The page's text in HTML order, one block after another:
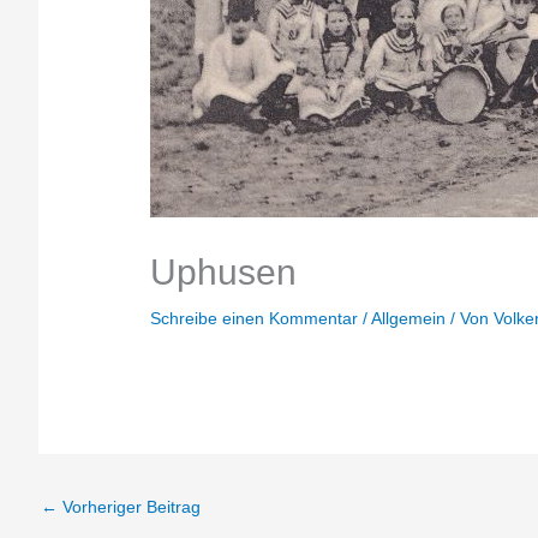
Uphusen
Schreibe einen Kommentar /Allgemein / Von
← Vorheriger Beitrag